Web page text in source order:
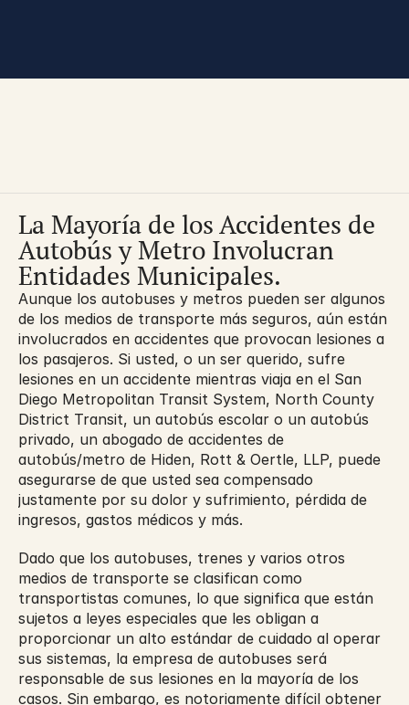
La Mayoría de los Accidentes de
Autobús y Metro Involucran
Entidades Municipales.
Aunque los autobuses y metros pueden ser algunos
de los medios de transporte más seguros, aún están
involucrados en accidentes que provocan lesiones a
los pasajeros. Si usted, o un ser querido, sufre
lesiones en un accidente mientras viaja en el San
Diego Metropolitan Transit System, North County
District Transit, un autobús escolar o un autobús
privado, un abogado de accidentes de
autobús/metro de Hiden, Rott & Oertle, LLP, puede
asegurarse de que usted sea compensado
justamente por su dolor y sufrimiento, pérdida de
ingresos, gastos médicos y más.
Dado que los autobuses, trenes y varios otros
medios de transporte se clasifican como
transportistas comunes, lo que significa que están
sujetos a leyes especiales que les obligan a
proporcionar un alto estándar de cuidado al operar
sus sistemas, la empresa de autobuses será
responsable de sus lesiones en la mayoría de los
casos. Sin embargo, es notoriamente difícil obtener